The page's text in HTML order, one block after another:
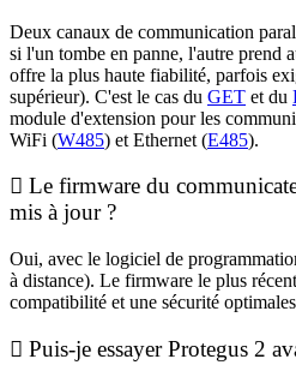
Deux canaux de communication
si l'un tombe en panne, l'autre prend
offre la plus haute fiabilité, parfois
supérieur). C'est le cas du GET et du
module d'extension pour les
WiFi (W485) et Ethernet (E485).
Le firmware du
mis à jour ?
Oui, avec le logiciel de
à distance). Le firmware le plus
compatibilité et une sécurité
Puis-je essayer Protegus 2